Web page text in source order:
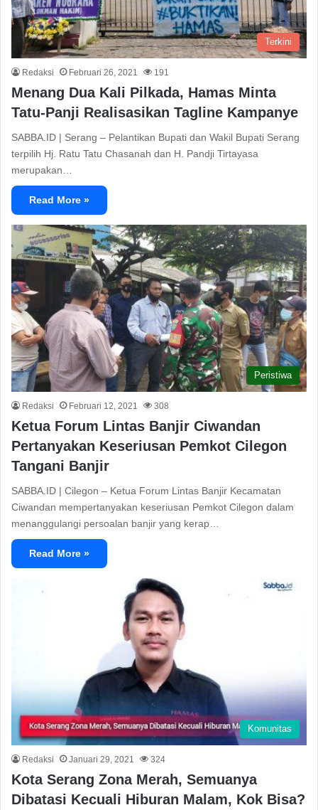
Terkini
Redaksi Februari 26, 2021 191
Menang Dua Kali Pilkada, Hamas Minta
Tatu-Panji Realisasikan Tagline Kampanye
SABBA.ID | Serang – Pelantikan Bupati dan Wakil Bupati Serang
terpilih Hj. Ratu Tatu Chasanah dan H. Pandji Tirtayasa
merupakan…
Read More »
Peristiwa
Redaksi Februari 12, 2021 308
Ketua Forum Lintas Banjir Ciwandan
Pertanyakan Keseriusan Pemkot Cilegon
Tangani Banjir
SABBA.ID | Cilegon – Ketua Forum Lintas Banjir Kecamatan
Ciwandan mempertanyakan keseriusan Pemkot Cilegon dalam
menanggulangi persoalan banjir yang kerap…
Read More »
Komunitas
Redaksi Januari 29, 2021 324
Kota Serang Zona Merah, Semuanya
Dibatasi Kecuali Hiburan Malam, Kok Bisa?